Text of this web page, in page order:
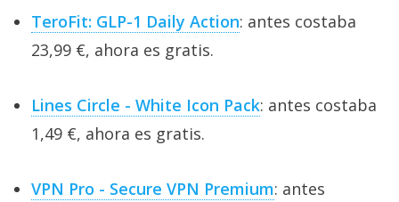
TeroFit: GLP-1 Daily Action: antes costaba
23,99 €, ahora es gratis.
Lines Circle - White Icon Pack: antes costaba
1,49 €, ahora es gratis.
VPN Pro - Secure VPN Premium: antes